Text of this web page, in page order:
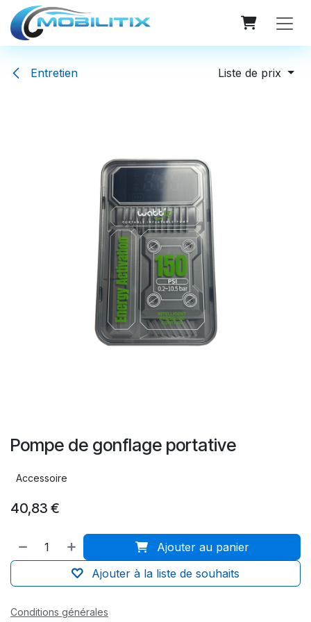
Se rendre au contenu
Entretien Liste de prix
Pompe de gonflage portative
Accessoire
40,83 €
Ajouter au panier
Ajouter à la liste de souhaits
Conditions générales